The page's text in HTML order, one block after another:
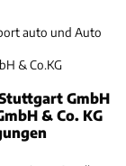
auto und Auto
& Co.KG
GmbH
& Co. KG